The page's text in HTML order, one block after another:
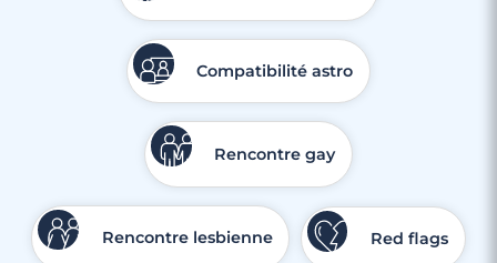
Rencontres célibataires à Villeneuve-
Compatibilité astro
Rencontre gay
Rencontre lesbienne Red flags